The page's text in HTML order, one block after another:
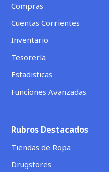
Compras
Cuentas Corrientes
Inventario
Tesorería
Estadisticas
Funciones Avanzadas
Rubros Destacados
Tiendas de Ropa
Drugstores